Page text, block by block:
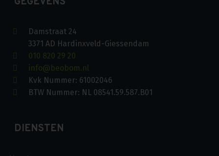
Damstraat 24
3371 AD Hardinxveld-Giessendam
010 820 29 20
info@beobom.nl
Kvk Nummer: 61002046
BTW Nummer: NL 08541.59.587.B01
DIENSTEN